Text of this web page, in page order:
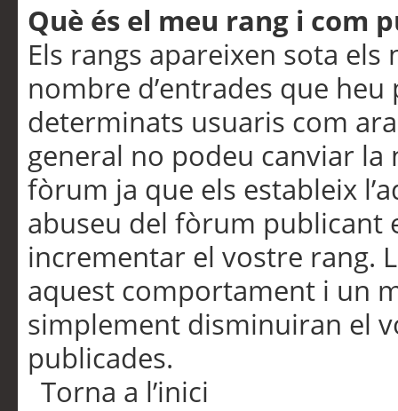
Què és el meu rang i com
Els rangs apareixen sota
nombre d’entrades que
determinats usuaris com
general no podeu canviar
fòrum ja que els estableix
abuseu del fòrum publicant
incrementar el vostre rang.
aquest comportament i un
simplement disminuiran el
publicades.
Torna a l’inici